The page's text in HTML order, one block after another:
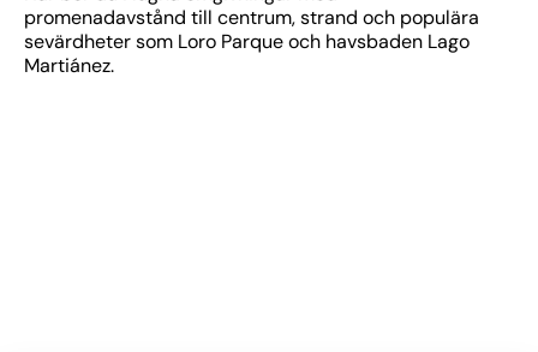
promenadavstånd till centrum, strand och populära
sevärdheter som Loro Parque och havsbaden Lago
Martiánez.